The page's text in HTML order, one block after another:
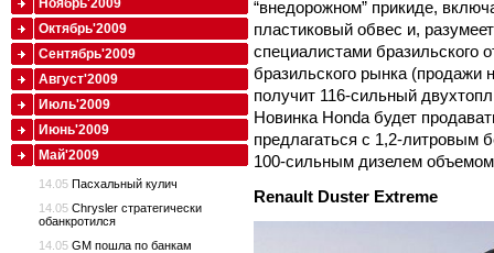
“внедорожном” прикиде,
пластиковый обвес и,
специалистами бразильского
бразильского рынка (продажи
получит 116-сильный
Новинка Honda будет
предлагаться с 1,2-литровым
100-сильным дизелем
Renault Duster Extreme
Ноябрь'2009
Октябрь'2009
Сентябрь'2009
Август'2009
Июль'2009
Июнь'2009
Май'2009
14.05 Пасхальный кулич
14.05 Chrysler стратегически
обанкротился
14.05 GM пошла по банкам